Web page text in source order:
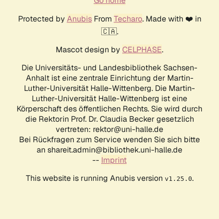
Protected by AnubisFrom Techaro. Made with ❤️ in
🇨🇦.
Mascot design by CELPHASE.
Die Universitäts- und Landesbibliothek Sachsen-
Anhalt ist eine zentrale Einrichtung der Martin-
Luther-Universität Halle-Wittenberg. Die Martin-
Luther-Universität Halle-Wittenberg ist eine
Körperschaft des öffentlichen Rechts. Sie wird durch
die Rektorin Prof. Dr. Claudia Becker gesetzlich
vertreten: rektor@uni-halle.de
Bei Rückfragen zum Service wenden Sie sich bitte
an shareit.admin@bibliothek.uni-halle.de
-- Imprint
This website is running Anubis version v1.25.0.